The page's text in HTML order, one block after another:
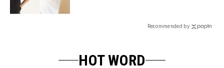
Recommended by
HOT WORD